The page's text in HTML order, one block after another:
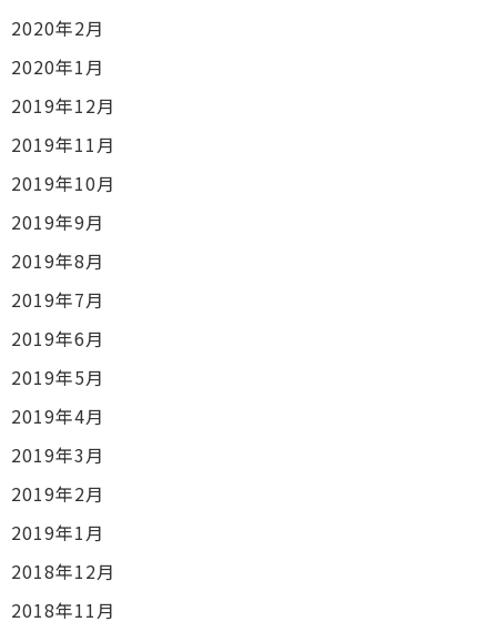
2020年2月
2020年1月
2019年12月
2019年11月
2019年10月
2019年9月
2019年8月
2019年7月
2019年6月
2019年5月
2019年4月
2019年3月
2019年2月
2019年1月
2018年12月
2018年11月